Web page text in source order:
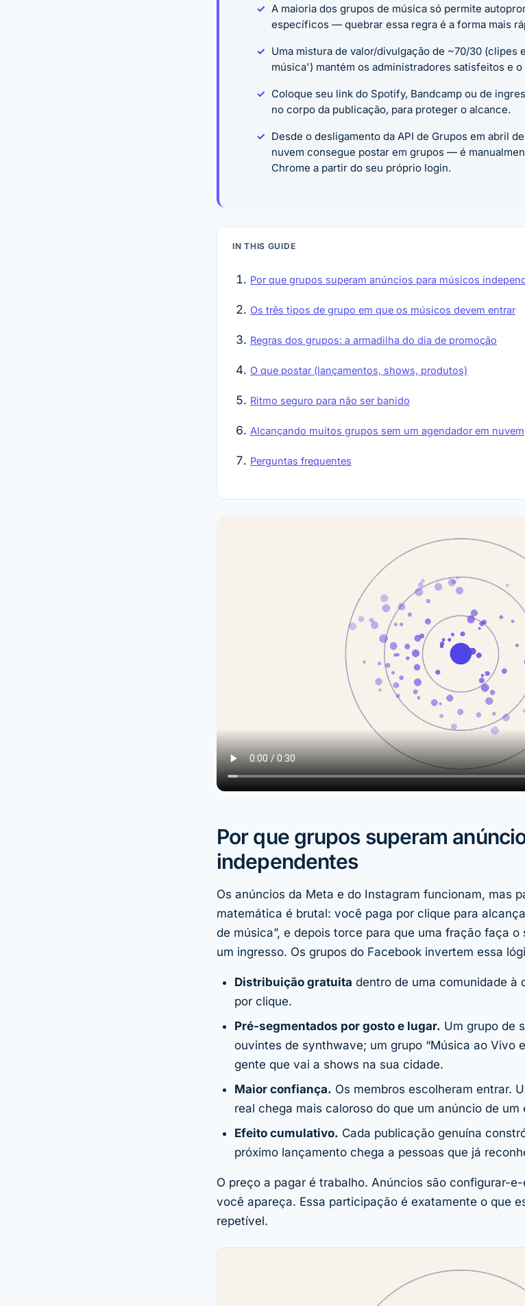
A maioria dos grupos de música só permite
específicos — quebrar essa regra é a forma mais
Uma mistura de valor/divulgação de ~70/30 (clipes
música') mantém os administradores satisfeitos e
Coloque seu link do Spotify, Bandcamp ou de
no corpo da publicação, para proteger o alcance.
Desde o desligamento da API de Grupos em abril
nuvem consegue postar em grupos — é
Chrome a partir do seu próprio login.
IN THIS GUIDE
Por que grupos superam anúncios para músicos
Os três tipos de grupo em que os músicos devem entrar
Regras dos grupos: a armadilha do dia de promoção
O que postar (lançamentos, shows, produtos)
Ritmo seguro para não ser banido
Alcançando muitos grupos sem um agendador em nuvem
Perguntas frequentes
Por que grupos superam
independentes
Os anúncios da Meta e do Instagram funcionam, mas
matemática é brutal: você paga por clique para
de música”, e depois torce para que uma fração faça
um ingresso. Os grupos do Facebook invertem essa
Distribuição gratuita dentro de uma comunidade
por clique.
Pré-segmentados por gosto e lugar. Um grupo de
ouvintes de synthwave; um grupo “Música ao Vivo
gente que vai a shows na sua cidade.
Maior confiança. Os membros escolheram entrar.
real chega mais caloroso do que um anúncio de um
Efeito cumulativo. Cada publicação genuína
próximo lançamento chega a pessoas que já
O preço a pagar é trabalho. Anúncios são configurar-
você apareça. Essa participação é exatamente o que
repetível.